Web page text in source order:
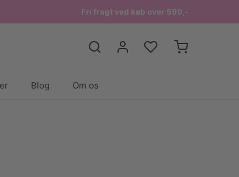
Fri fragt ved køb over 599,-
Blog Om os